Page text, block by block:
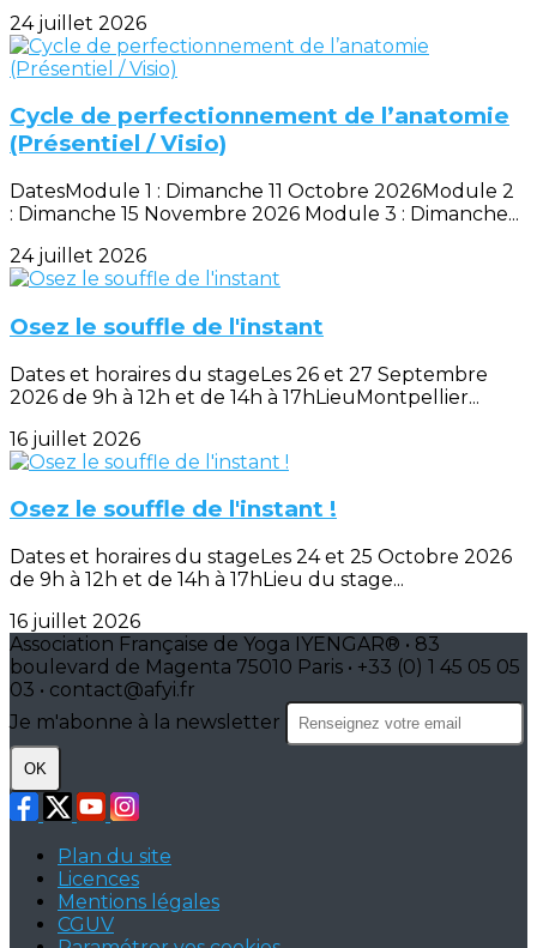
24 juillet 2026
Cycle de perfectionnement de l’anatomie
(Présentiel / Visio)
DatesModule 1 : Dimanche 11 Octobre 2026Module 2
: Dimanche 15 Novembre 2026 Module 3 : Dimanche...
24 juillet 2026
Osez le souffle de l'instant
Dates et horaires du stageLes 26 et 27 Septembre
2026 de 9h à 12h et de 14h à 17hLieuMontpellier...
16 juillet 2026
Osez le souffle de l'instant !
Dates et horaires du stageLes 24 et 25 Octobre 2026
de 9h à 12h et de 14h à 17hLieu du stage...
16 juillet 2026
Association Française de Yoga IYENGAR® • 83
boulevard de Magenta 75010 Paris • +33 (0) 1 45 05 05
03 • contact@afyi.fr
Je m'abonne à la newsletter
OK
Plan du site
Licences
Mentions légales
CGUV